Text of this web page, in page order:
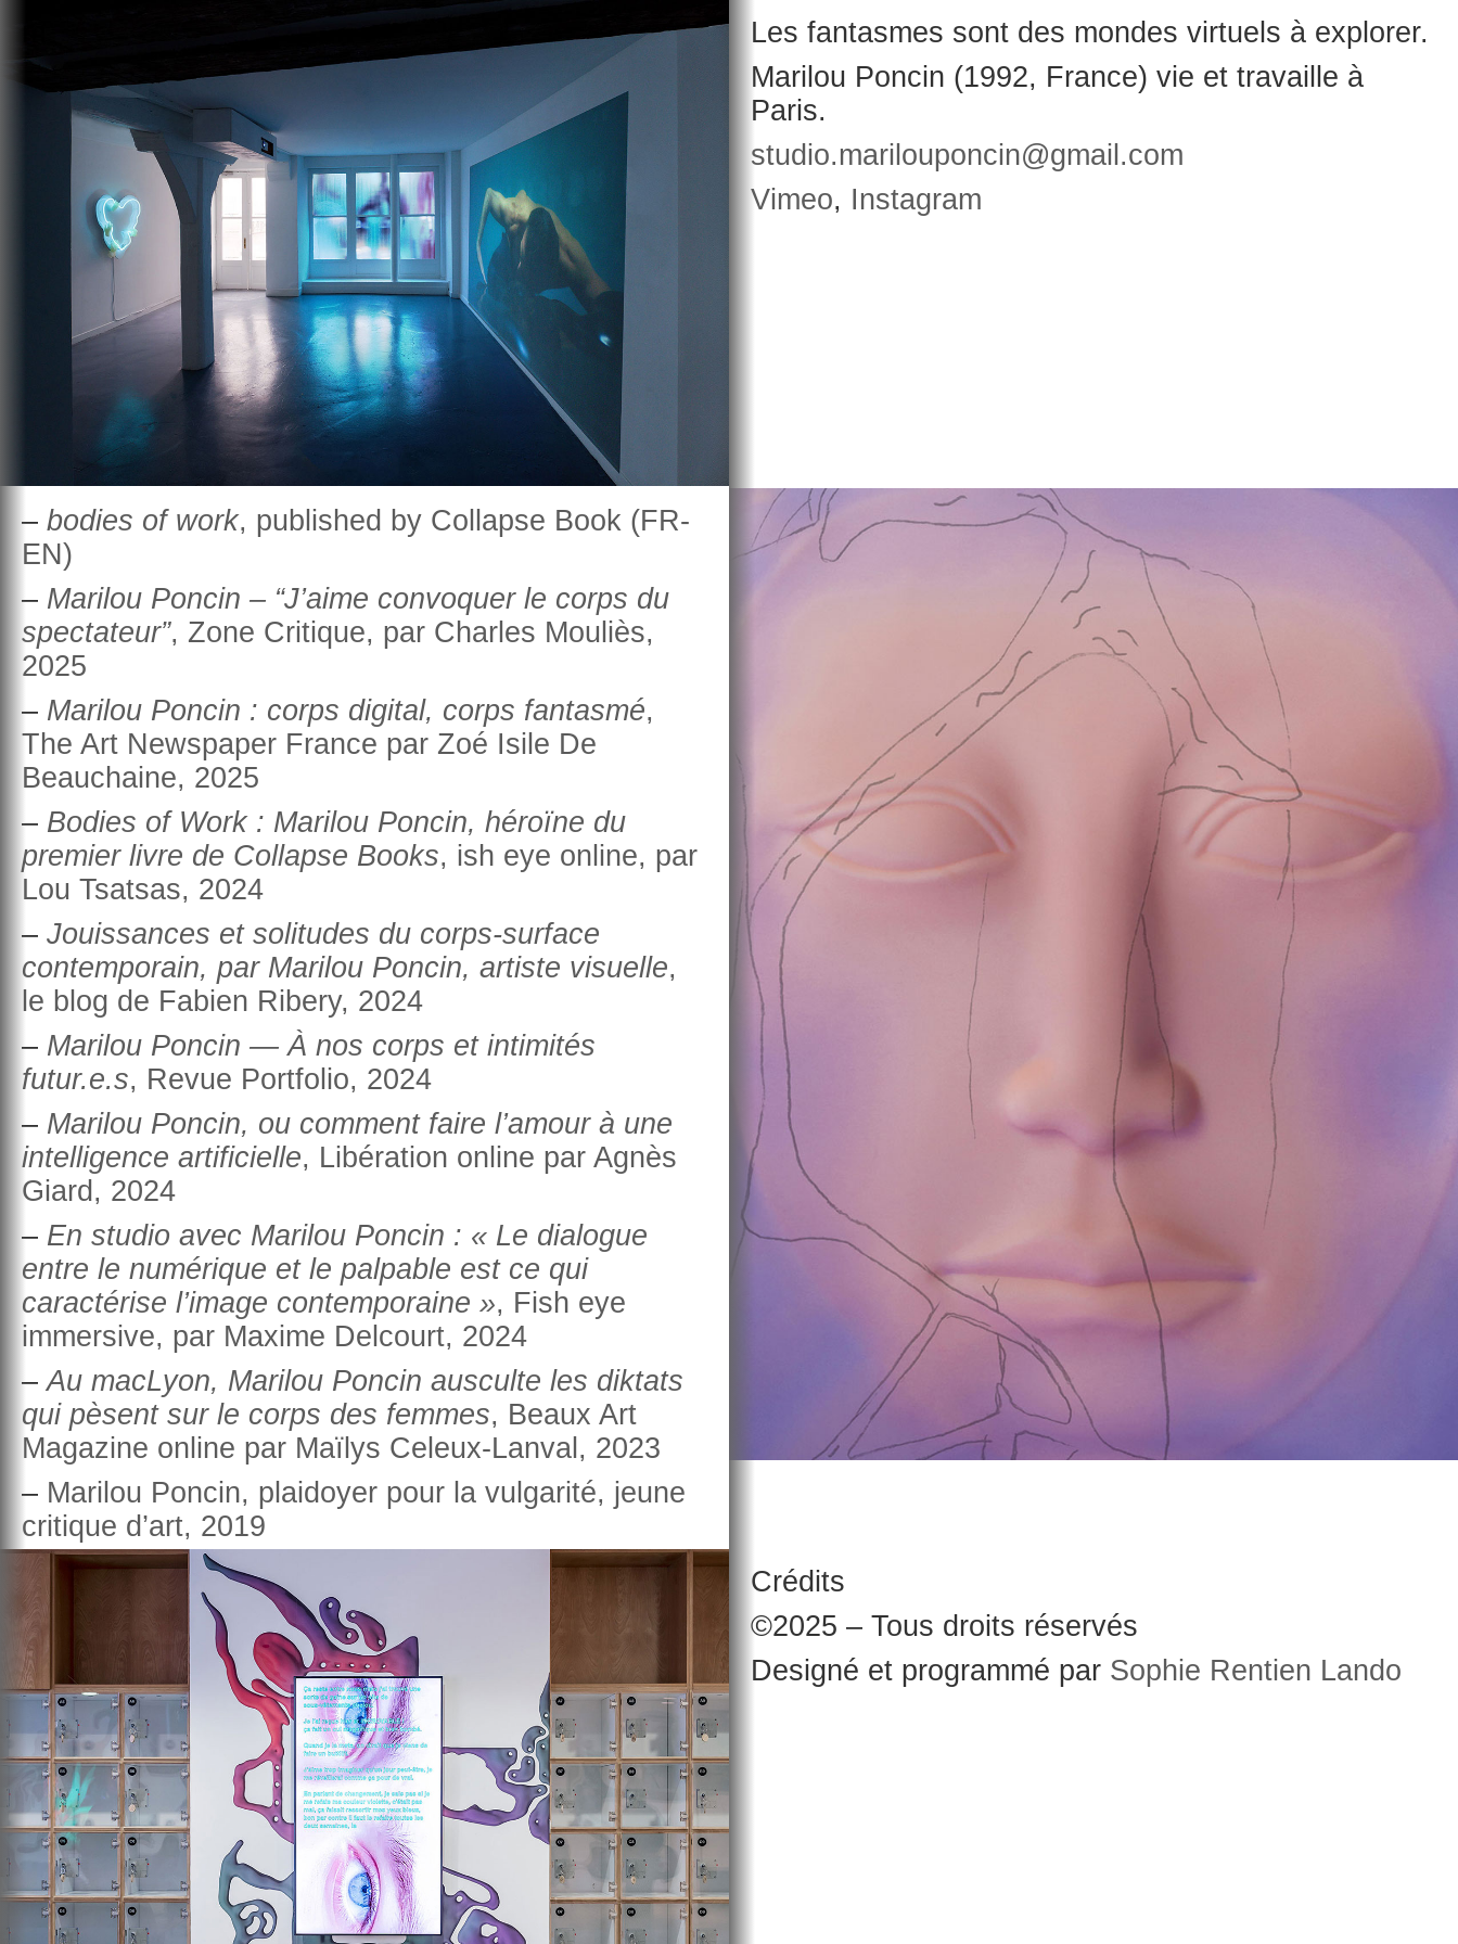
cv
presse
en
Les fantasmes sont des mondes virtuels à explorer.
Marilou Poncin (1992, France) vie et travaille à
Paris.
studio.marilouponcin@gmail.com
Vimeo, Instagram
– bodies of work, published by Collapse Book (FR-
EN)
– Marilou Poncin – “J’aime convoquer le corps du
spectateur”, Zone Critique, par Charles Mouliès,
2025
– Marilou Poncin : corps digital, corps fantasmé,
The Art Newspaper France par Zoé Isile De
Beauchaine, 2025
– Bodies of Work : Marilou Poncin, héroïne du
premier livre de Collapse Books, ish eye online, par
Lou Tsatsas, 2024
– Jouissances et solitudes du corps-surface
contemporain, par Marilou Poncin, artiste visuelle,
le blog de Fabien Ribery, 2024
– Marilou Poncin — À nos corps et intimités
futur.e.s, Revue Portfolio, 2024
– Marilou Poncin, ou comment faire l’amour à une
intelligence artificielle, Libération online par Agnès
Giard, 2024
– En studio avec Marilou Poncin : « Le dialogue
entre le numérique et le palpable est ce qui
caractérise l’image contemporaine », Fish eye
immersive, par Maxime Delcourt, 2024
–Au macLyon, Marilou Poncin ausculte les diktats
qui pèsent sur le corps des femmes, Beaux Art
Magazine online par Maïlys Celeux-Lanval, 2023
– Marilou Poncin, plaidoyer pour la vulgarité, jeune
critique d’art, 2019
Crédits
©2025 – Tous droits réservés
Designé et programmé par Sophie Rentien Lando